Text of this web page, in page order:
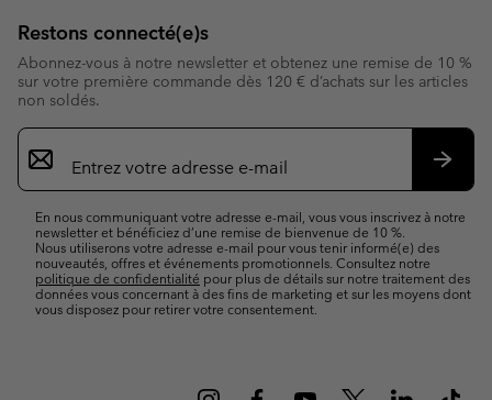
Restons connecté(e)s
Abonnez-vous à notre newsletter et obtenez une remise de 10 %
sur votre première commande dès 120 € d’achats sur les articles
non soldés.
Inscription
par
e-
En nous communiquant votre adresse e-mail, vous vous inscrivez à notre
newsletter et bénéficiez d’une remise de bienvenue de 10 %.
Nous utiliserons votre adresse e-mail pour vous tenir informé(e) des
nouveautés, offres et événements promotionnels. Consultez notre
politique de confidentialité pour plus de détails sur notre traitement des
données vous concernant à des fins de marketing et sur les moyens dont
vous disposez pour retirer votre consentement.